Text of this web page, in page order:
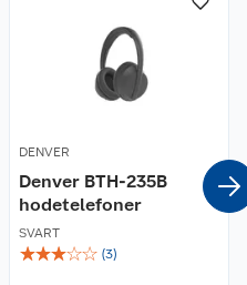
DENVER
Denver BTH-235B
hodetelefoner
SVART
☆☆☆☆☆ (3)